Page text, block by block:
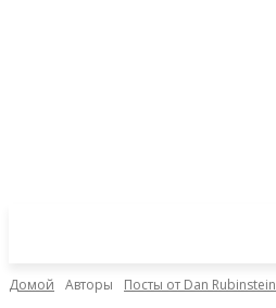
Домой Авторы Посты от Dan Rubinstein